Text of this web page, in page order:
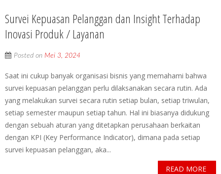
Survei Kepuasan Pelanggan dan Insight Terhadap
Inovasi Produk / Layanan
Posted on Mei 3, 2024
Saat ini cukup banyak organisasi bisnis yang memahami bahwa
survei kepuasan pelanggan perlu dilaksanakan secara rutin. Ada
yang melakukan survei secara rutin setiap bulan, setiap triwulan,
setiap semester maupun setiap tahun. Hal ini biasanya didukung
dengan sebuah aturan yang ditetapkan perusahaan berkaitan
dengan KPI (Key Performance Indicator), dimana pada setiap
survei kepuasan pelanggan, aka...
READ MORE